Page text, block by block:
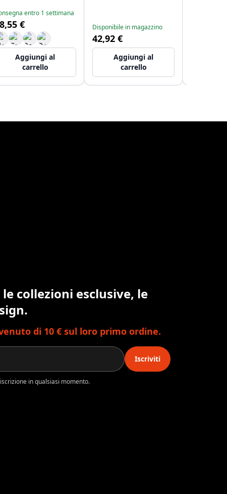
entro 1 settimana
€
Aggiungi al
carrello
Disponibile in magazzino
42,92 €
Aggiungi al
carrello
collezioni esclusive, le
di 10 € sul loro primo ordine.
Iscriviti
in qualsiasi momento.